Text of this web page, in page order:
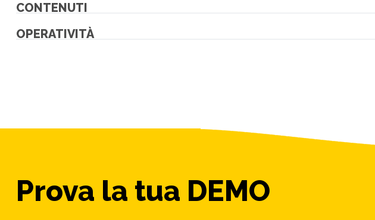
CONTENUTI
OPERATIVITÀ
Prova la tua DEMO